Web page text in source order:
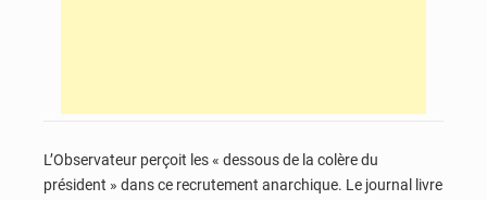
L’Observateur perçoit les « dessous de la colère du
président » dans ce recrutement anarchique. Le journal livre